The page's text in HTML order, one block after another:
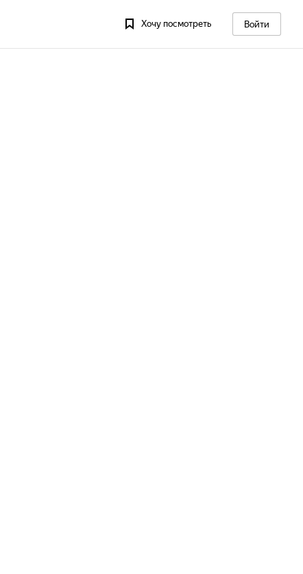
Хочу посмотреть Войти